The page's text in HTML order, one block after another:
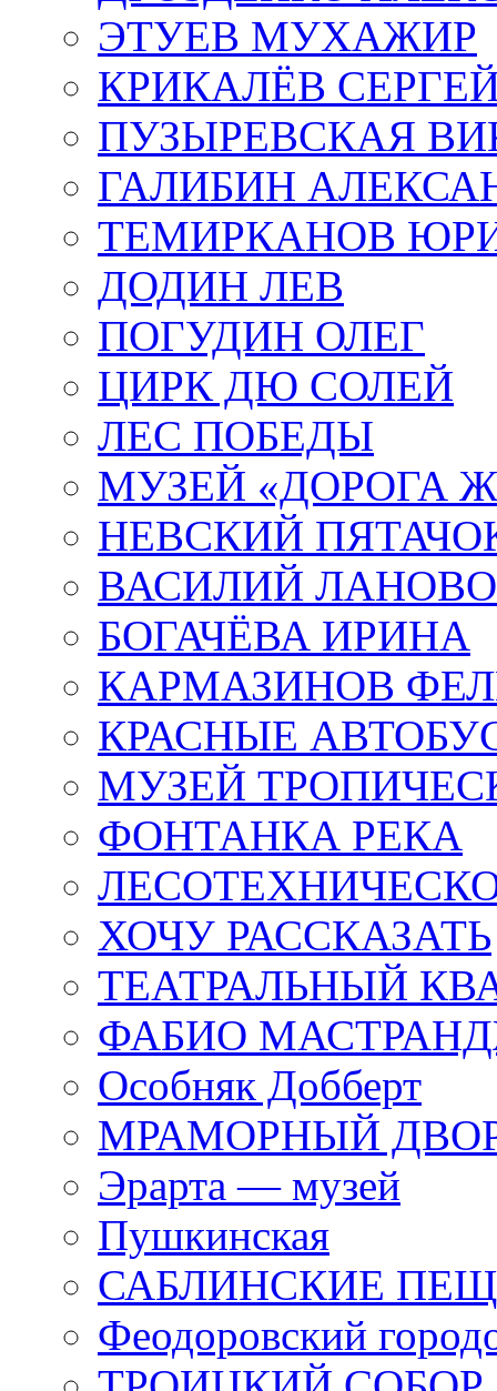
ЭТУЕВ МУХАЖИР
КРИКАЛЁВ
ПУЗЫРЕВСКАЯ
ГАЛИБИН
ТЕМИРКАНОВ
ДОДИН ЛЕВ
ПОГУДИН ОЛЕГ
ЦИРК ДЮ СОЛЕЙ
ЛЕС ПОБЕДЫ
МУЗЕЙ «ДОРОГА
НЕВСКИЙ
ВАСИЛИЙ
БОГАЧЁВА ИРИНА
КАРМАЗИНОВ
КРАСНЫЕ
МУЗЕЙ
ФОНТАНКА РЕКА
ХОЧУ РАССКАЗАТЬ
ТЕАТРАЛЬНЫЙ
ФАБИО
Особняк Добберт
МРАМОРНЫЙ
Эрарта — музей
Пушкинская
САБЛИНСКИЕ
Феодоровский